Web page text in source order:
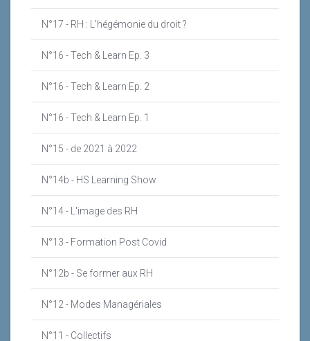
N°17 - RH : L'hégémonie du droit ?
N°16 - Tech & Learn Ep. 3
N°16 - Tech & Learn Ep. 2
N°16 - Tech & Learn Ep. 1
N°15 - de 2021 à 2022
N°14b - HS Learning Show
N°14 - L'image des RH
N°13 - Formation Post Covid
N°12b - Se former aux RH
N°12 - Modes Managériales
N°11 - Collectifs